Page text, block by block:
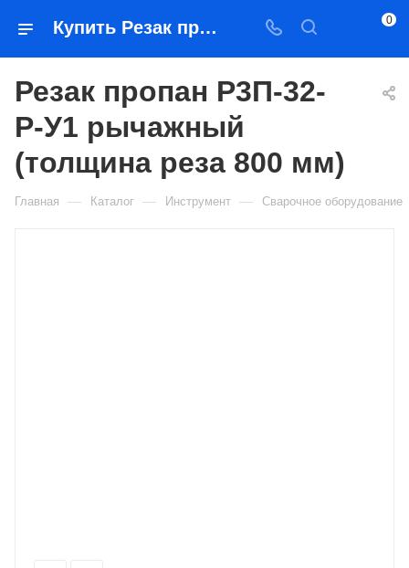
Купить Резак пропан Р3П-32-Р-У1 рычажный (толщина реза 800 мм) в Якутске — цена, характеристики, подбор | Востоктехторг 0
Резак пропан Р3П-32-
Р-У1 рычажный
(толщина реза 800 мм)
Главная — Каталог — Инструмент — Сварочное оборудование